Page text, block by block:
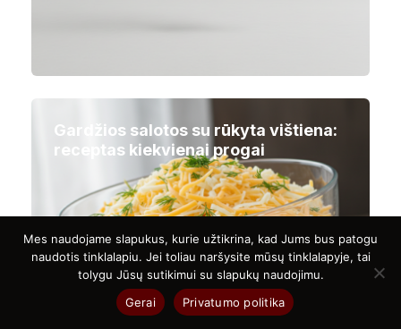
Gardžios salotos su rūkyta vištiena:
receptas kiekvienai progai
Mes naudojame slapukus, kurie užtikrina, kad Jums bus patogu
naudotis tinklalapiu. Jei toliau naršysite mūsų tinklalapyje, tai
tolygu Jūsų sutikimui su slapukų naudojimu.
Gerai
Privatumo politika